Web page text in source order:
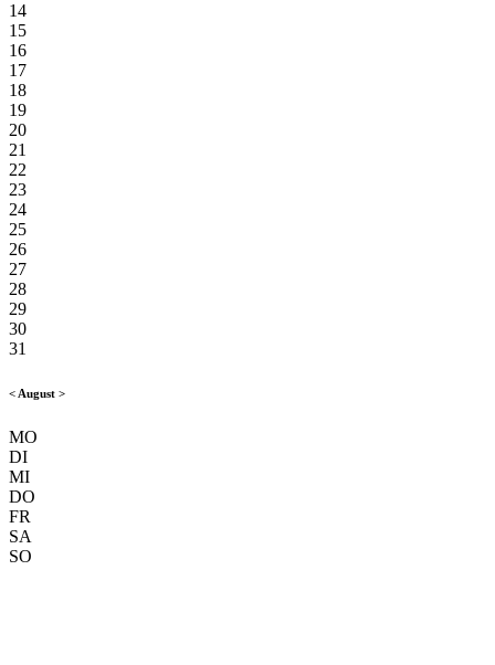
14
15
16
17
18
19
20
21
22
23
24
25
26
27
28
29
30
31
< August >
MO
DI
MI
DO
FR
SA
SO